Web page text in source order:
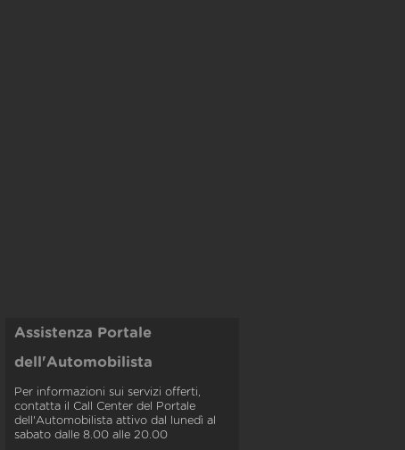
Assistenza Portale
dell'Automobilista
Per informazioni sui servizi offerti,
contatta il Call Center del Portale
dell'Automobilista attivo dal lunedì al
sabato dalle 8.00 alle 20.00